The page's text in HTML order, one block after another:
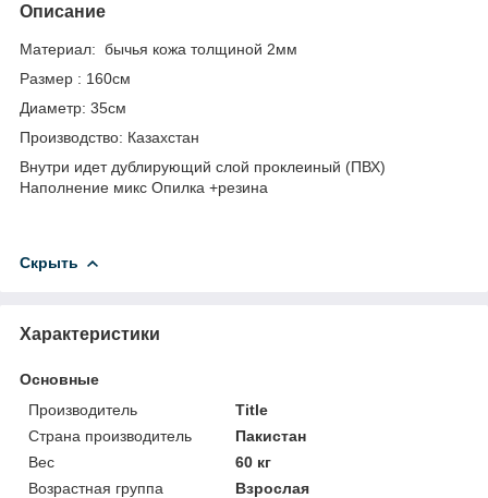
Описание
Материал: бычья кожа толщиной 2мм
Размер : 160см
Диаметр: 35см
Производство: Казахстан
Внутри идет дублирующий слой проклеиный (ПВХ)
Наполнение микс Опилка +резина
Скрыть
Характеристики
Основные
Производитель
Title
Страна производитель
Пакистан
Вес
60 кг
Возрастная группа
Взрослая